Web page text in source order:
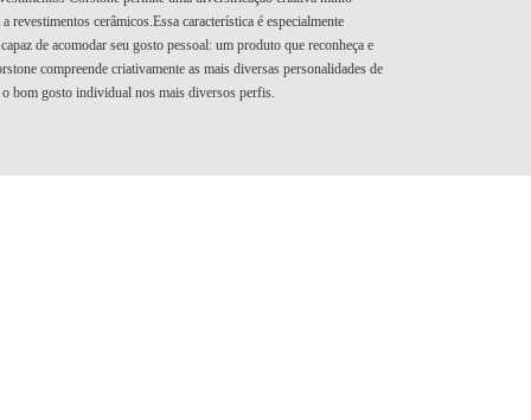
revestimentos cerâmicos.Essa característica é especialmente
de acomodar seu gosto pessoal: um produto que reconheça e
compreende criativamente as mais diversas personalidades de
bom gosto individual nos mais diversos perfis.